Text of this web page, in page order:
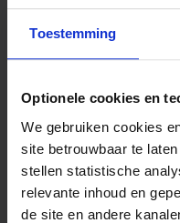
Toestemming
Optionele cookies en
We gebruiken cookies
site betrouwbaar te
stellen statistische
relevante inhoud en
de site en andere
brandstofheffing
Wat is exclusief?
overige entreegelden
bijdrage
reizen of voor
consumentenbijdrage
Nederlandse reizen)
reis- en